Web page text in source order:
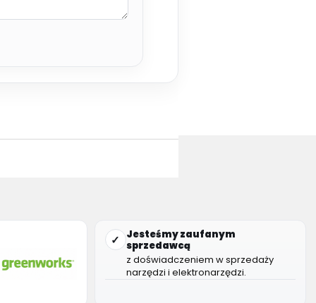
✓
Jesteśmy zaufanym
sprzedawcą
z doświadczeniem w sprzedaży
narzędzi i elektronarzędzi.